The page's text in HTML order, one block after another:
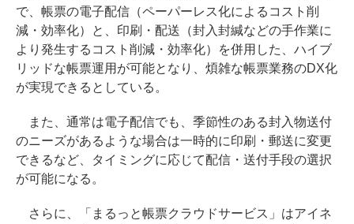
で、帳票の電子配信（ペーパーレス化によるコスト削
減・効率化）と、印刷・配送（封入封緘などの手作業に
より発生するコスト削減・効率化）を併用した、ハイブ
リッドな帳票運用が可能となり、煩雑な帳票業務のDX化
が実現できるとしている。
また、通常は電子配信でも、季節性のある封入物送付
のニーズがあるような場合は一時的に印刷・郵送に変更
できるなど、タイミングに応じて配信・送付手段の選択
が可能になる。
さらに、「まるっと帳票クラウドサービス」はアイネ